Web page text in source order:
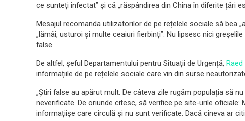
ce sunteți infectat” și că „răspândirea din China în diferite țări
Mesajul recomanda utilizatorilor de pe rețelele sociale să bea
„lămâi, usturoi și multe ceaiuri fierbinți”. Nu lipsesc nici
false.
De altfel, șeful Departamentului pentru Situații de Urgență,
informațiile de pe rețelele sociale care vin din surse
„Știri false au apărut mult. De câteva zile rugăm populația să
neverificate. De oriunde citesc, să verifice pe site-urile oficiale:
informațiișe care circulă și nu sunt verificate. Dacă cineva ar